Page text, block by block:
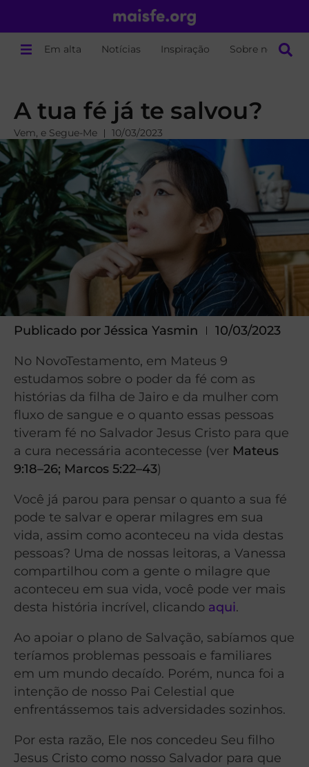
Em alta Notícias Inspiração Sobre nós
A tua fé já te salvou?
Vem, e Segue-Me 10/03/2023
Publicado por Jéssica Yasmin 10/03/2023
No NovoTestamento, em Mateus 9
estudamos sobre o poder da fé com as
histórias da filha de Jairo e da mulher com
fluxo de sangue e o quanto essas pessoas
tiveram fé no Salvador Jesus Cristo para que
a cura necessária acontecesse (ver Mateus
9:18–26; Marcos 5:22–43)
Você já parou para pensar o quanto a sua fé
pode te salvar e operar milagres em sua
vida, assim como aconteceu na vida destas
pessoas? Uma de nossas leitoras, a Vanessa
compartilhou com a gente o milagre que
aconteceu em sua vida, você pode ver mais
desta história incrível, clicando aqui.
Ao apoiar o plano de Salvação, sabíamos que
teríamos problemas pessoais e familiares
em um mundo decaído. Porém, nunca foi a
intenção de nosso Pai Celestial que
enfrentássemos tais adversidades sozinhos.
Por esta razão, Ele nos concedeu Seu filho
Jesus Cristo como nosso Salvador para que